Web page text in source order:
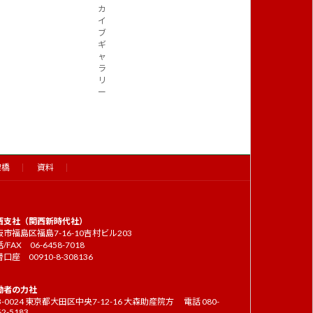
カ
イ
ブ
ギ
ャ
ラ
リ
ー
資料
支社（関西新時代社）
市福島区福島7-16-10吉村ビル203
/FAX 06-6458-7018
口座 00910-8-308136
者の力社
0024 東京都大田区中央7-12-16 大森助産院方 電話 080-